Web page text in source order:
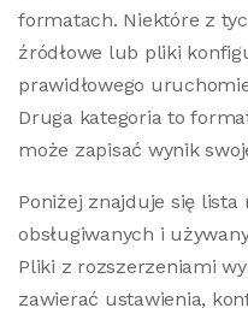
formatach. Niektóre z
źródłowe lub pliki
prawidłowego
Druga kategoria to
może zapisać wynik
Poniżej znajduje się
obsługiwanych i
Pliki z rozszerzeniami
zawierać ustawienia,